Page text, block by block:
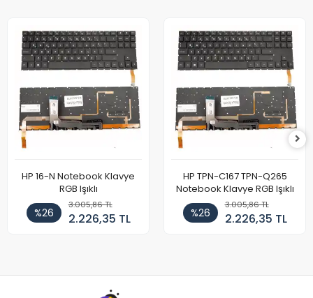
HP 16-N Notebook Klavye
RGB Işıklı
%26
3.005,86 TL
2.226,35 TL
HP TPN-C167 TPN-Q265
Notebook Klavye RGB Işıklı
%26
3.005,86 TL
2.226,35 TL